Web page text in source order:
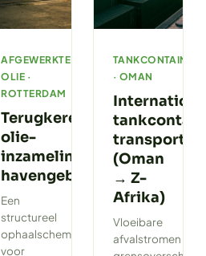
AFGEWERKTE
OLIE ·
ROTTERDAM
Terugkerende
olie-
inzameling
havengebied
Een
structureel
ophaalschema
voor
· OMAN
transport
(Oman
→ Z-
Afrika)
Vloeibare
afvalstromen